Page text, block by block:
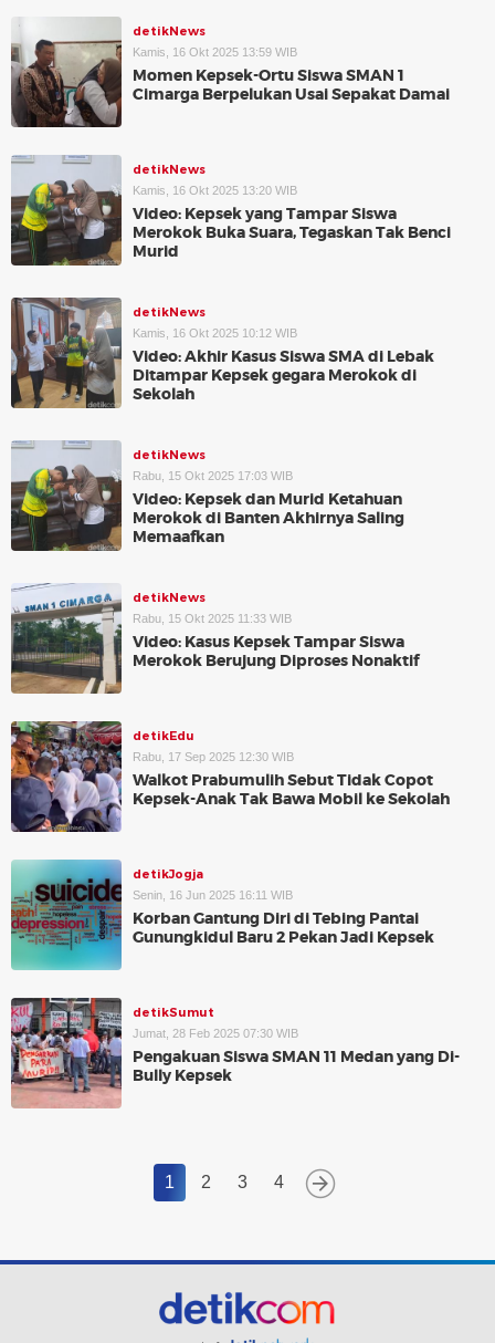
detikNews
Kamis, 16 Okt 2025 13:59 WIB
Momen Kepsek-Ortu Siswa SMAN 1
Cimarga Berpelukan Usai Sepakat Damai
detikNews
Kamis, 16 Okt 2025 13:20 WIB
Video: Kepsek yang Tampar Siswa
Merokok Buka Suara, Tegaskan Tak Benci
Murid
detikNews
Kamis, 16 Okt 2025 10:12 WIB
Video: Akhir Kasus Siswa SMA di Lebak
Ditampar Kepsek gegara Merokok di
Sekolah
detikNews
Rabu, 15 Okt 2025 17:03 WIB
Video: Kepsek dan Murid Ketahuan
Merokok di Banten Akhirnya Saling
Memaafkan
detikNews
Rabu, 15 Okt 2025 11:33 WIB
Video: Kasus Kepsek Tampar Siswa
Merokok Berujung Diproses Nonaktif
detikEdu
Rabu, 17 Sep 2025 12:30 WIB
Walkot Prabumulih Sebut Tidak Copot
Kepsek-Anak Tak Bawa Mobil ke Sekolah
detikJogja
Senin, 16 Jun 2025 16:11 WIB
Korban Gantung Diri di Tebing Pantai
Gunungkidul Baru 2 Pekan Jadi Kepsek
detikSumut
Jumat, 28 Feb 2025 07:30 WIB
Pengakuan Siswa SMAN 11 Medan yang Di-
Bully Kepsek
1 2 3 4